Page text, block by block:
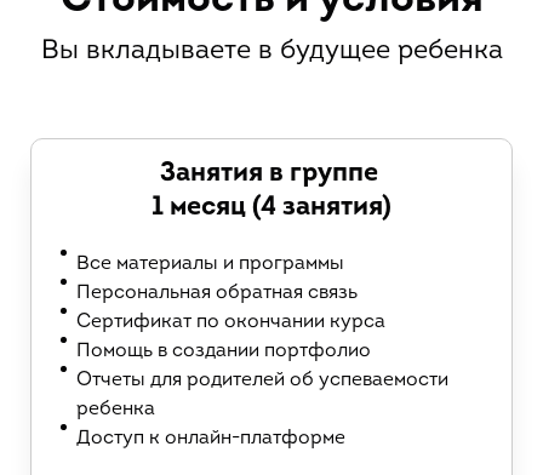
Вы вкладываете в будущее ребенка
Занятия в группе
1 месяц (4 занятия)
Все материалы и программы
Персональная обратная связь
Сертификат по окончании курса
Помощь в создании портфолио
Отчеты для родителей об успеваемости
ребенка
Доступ к онлайн-платформе